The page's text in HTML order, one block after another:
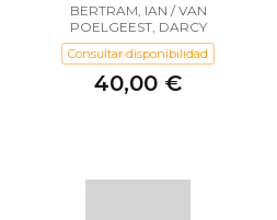
BERTRAM, IAN / VAN
POELGEEST, DARCY
Consultar disponibilidad
40,00 €